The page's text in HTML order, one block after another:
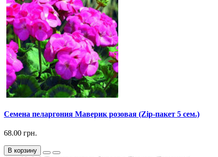
Семена пеларгония Маверик розовая (Zip-пакет 5 сем.)
68.00 грн.
В корзину